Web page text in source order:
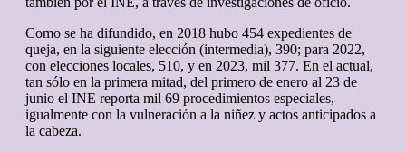
Como se ha difundido, en 2018 hubo 454 expedientes de
queja, en la siguiente elección (intermedia), 390; para 2022,
con elecciones locales, 510, y en 2023, mil 377. En el actual,
tan sólo en la primera mitad, del primero de enero al 23 de
junio el INE reporta mil 69 procedimientos especiales,
igualmente con la vulneración a la niñez y actos anticipados a
la cabeza.